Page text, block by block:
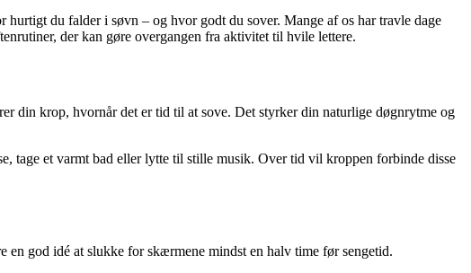
du falder i søvn – og hvor godt du sover. Mange af os har travle dage
der kan gøre overgangen fra aktivitet til hvile lettere.
din krop, hvornår det er tid til at sove. Det styrker din naturlige døgnrytme og
tage et varmt bad eller lytte til stille musik. Over tid vil kroppen forbinde disse
god idé at slukke for skærmene mindst en halv time før sengetid.